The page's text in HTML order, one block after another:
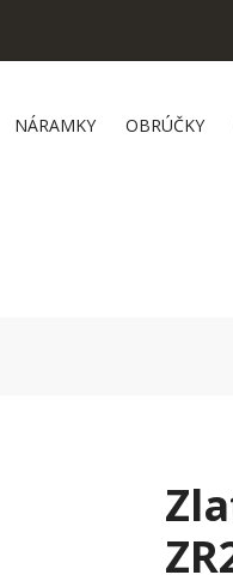
NÁRAMKY OBRÚČKY